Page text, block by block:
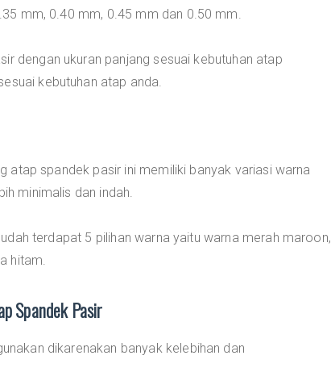
mm, 0.40 mm, 0.45 mm dan 0.50 mm.
dengan ukuran panjang sesuai kebutuhan atap
kebutuhan atap anda.
atap spandek pasir ini memiliki banyak variasi warna
minimalis dan indah.
terdapat 5 pilihan warna yaitu warna merah maroon,
hitam.
Spandek Pasir
dikarenakan banyak kelebihan dan